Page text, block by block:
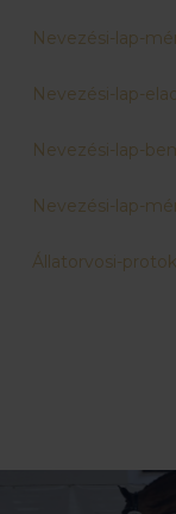
Nevezési-lap-
Nevezési-lap-
Nevezési-lap-
Nevezési-lap-
Állatorvosi-